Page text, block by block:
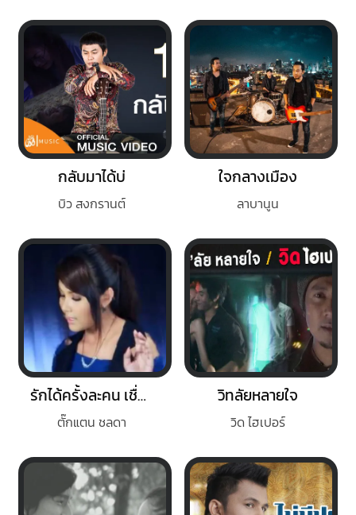
กลับมาได้บ่
บิว สงกรานต์
ใจกลางเมือง
ลาบานูน
รักได้ครั้งละคน เชื่อใจได้คนละครั้ง
ตั๊กแตน ชลดา
วิทลัยหลายใจ
วิด ไฮเปอร์